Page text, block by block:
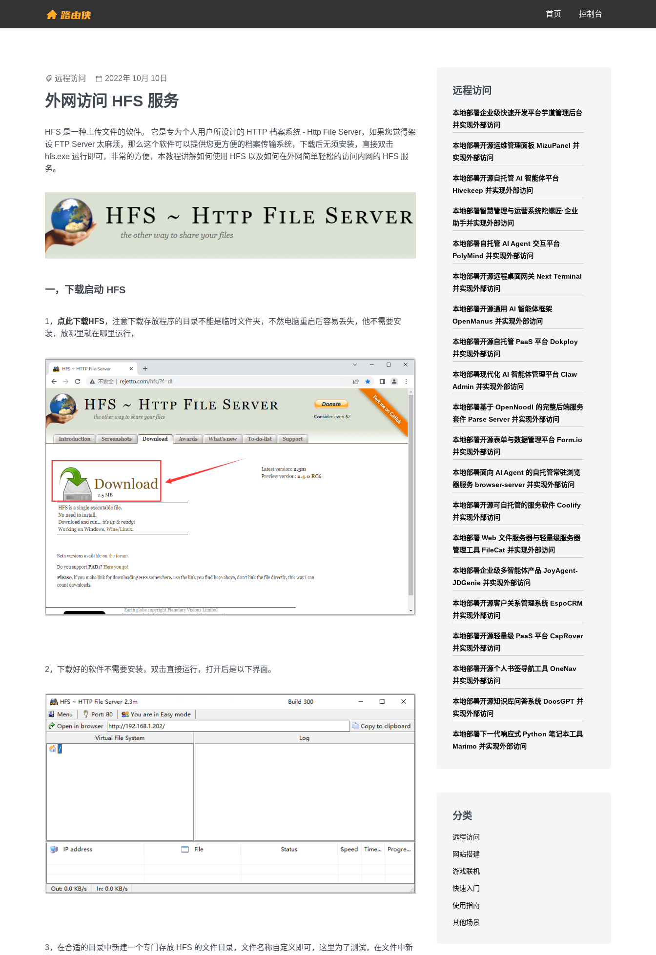
content
帮助中心 - 路由侠
首页 控制台
远程访问 2022年 10月 10日
外网访问 HFS 服务
HFS 是一种上传文件的软件。 它是专为个人用户所设计的 HTTP 档案系统 - Http File Server，如果您觉得架
设 FTP Server 太麻烦，那么这个软件可以提供您更方便的档案传输系统，下载后无须安装，直接双击
hfs.exe 运行即可，非常的方便，本教程讲解如何使用 HFS 以及如何在外网简单轻松的访问内网的 HFS 服
务。
一，下载启动 HFS
1， 点此下载HFS，注意下载存放程序的目录不能是临时文件夹，不然电脑重启后容易丢失，他不需要安
装，放哪里就在哪里运行，
2，下载好的软件不需要安装，双击直接运行，打开后是以下界面。
3，在合适的目录中新建一个专门存放 HFS 的文件目录，文件名称自定义即可，这里为了测试，在文件中新
footer
远程访问
本地部署企业级快速开发平台芋道管理后台
并实现外部访问
本地部署开源运维管理面板 MizuPanel 并
实现外部访问
本地部署开源自托管 AI 智能体平台
Hivekeep 并实现外部访问
本地部署智慧管理与运营系统陀螺匠·企业
助手并实现外部访问
本地部署自托管 AI Agent 交互平台
PolyMind 并实现外部访问
本地部署开源远程桌面网关 Next Terminal
并实现外部访问
本地部署开源通用 AI 智能体框架
OpenManus 并实现外部访问
本地部署开源自托管 PaaS 平台 Dokploy
并实现外部访问
本地部署现代化 AI 智能体管理平台 Claw
Admin 并实现外部访问
本地部署基于 OpenNoodl 的完整后端服务
套件 Parse Server 并实现外部访问
本地部署开源表单与数据管理平台 Form.io
并实现外部访问
本地部署面向 AI Agent 的自托管常驻浏览
器服务 browser-server 并实现外部访问
本地部署开源可自托管的服务软件 Coolify
并实现外部访问
本地部署 Web 文件服务器与轻量级服务器
管理工具 FileCat 并实现外部访问
本地部署企业级多智能体产品 JoyAgent-
JDGenie 并实现外部访问
本地部署开源客户关系管理系统 EspoCRM
并实现外部访问
本地部署开源轻量级 PaaS 平台 CapRover
并实现外部访问
本地部署开源个人书签导航工具 OneNav
并实现外部访问
本地部署开源知识库问答系统 DocsGPT 并
实现外部访问
本地部署下一代响应式 Python 笔记本工具
Marimo 并实现外部访问
分类
远程访问
网站搭建
游戏联机
快速入门
使用指南
其他场景